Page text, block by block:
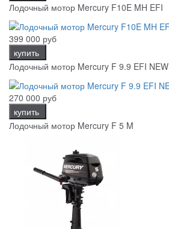
Лодочный мотор Mercury F10E MH EFI
399 000 руб
купить
Лодочный мотор Mercury F 9.9 EFI NEW
270 000 руб
купить
Лодочный мотор Mercury F 5 M